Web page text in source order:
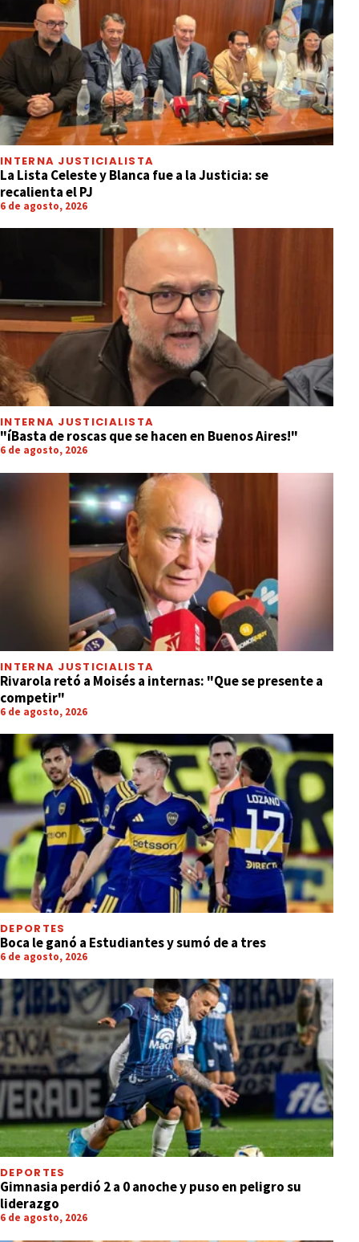
INTERNA JUSTICIALISTA
La Lista Celeste y Blanca fue a la Justicia: se
recalienta el PJ
6 de agosto, 2026
INTERNA JUSTICIALISTA
"íBasta de roscas que se hacen en Buenos Aires!"
6 de agosto, 2026
INTERNA JUSTICIALISTA
Rivarola retó a Moisés a internas: "Que se presente a
competir"
6 de agosto, 2026
DEPORTES
Boca le ganó a Estudiantes y sumó de a tres
6 de agosto, 2026
DEPORTES
Gimnasia perdió 2 a 0 anoche y puso en peligro su
liderazgo
6 de agosto, 2026